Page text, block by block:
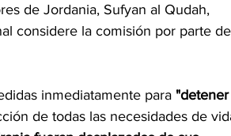
de Jordania, Sufyan al Qudah,
considere la comisión por parte
inmediatamente para
de todas las necesidades de